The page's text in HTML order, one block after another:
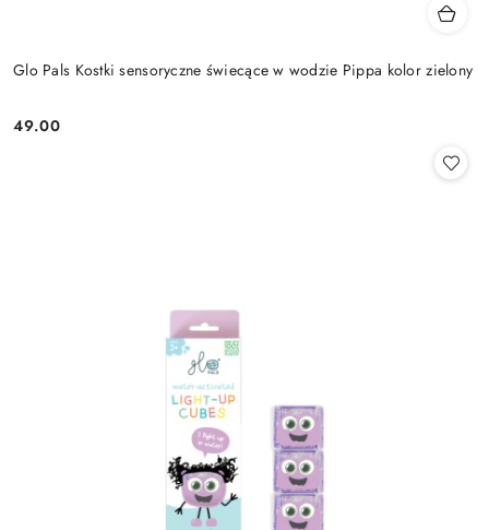
Glo Pals Kostki sensoryczne świecące w wodzie Pippa kolor zielony
Cena:
49.00